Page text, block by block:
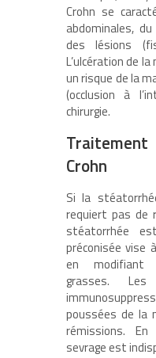
Crohn se
abdominales,
des lésions
L’ulcération de
un risque de la
(occlusion à
chirurgie.
Crohn
Si la
requiert pas de
stéatorrhée
préconisée vise
en modifiant
grasses.
poussées de la
rémissions.
sevrage est